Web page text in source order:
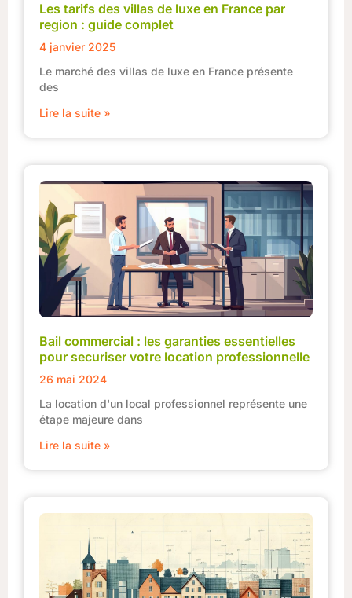
Les tarifs des villas de luxe en France par
region : guide complet
4 janvier 2025
Le marché des villas de luxe en France présente
des
Lire la suite »
Bail commercial : les garanties essentielles
pour securiser votre location professionnelle
26 mai 2024
La location d'un local professionnel représente une
étape majeure dans
Lire la suite »